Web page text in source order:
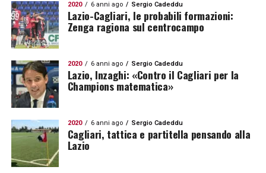
2020 6 anni ago Sergio Cadeddu
Lazio-Cagliari, le probabili formazioni:
Zenga ragiona sul centrocampo
2020 6 anni ago Sergio Cadeddu
Lazio, Inzaghi: «Contro il Cagliari per la
Champions matematica»
2020 6 anni ago Sergio Cadeddu
Cagliari, tattica e partitella pensando alla
Lazio